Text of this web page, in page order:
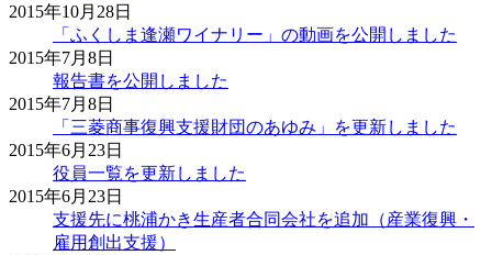
2015年10月28日
「ふくしま逢瀬ワイナリー」の動画を公開しました
2015年7月8日
報告書を公開しました
2015年7月8日
「三菱商事復興支援財団のあゆみ」を更新しました
2015年6月23日
役員一覧を更新しました
2015年6月23日
支援先に桃浦かき生産者合同会社を追加（産業復興・
雇用創出支援）